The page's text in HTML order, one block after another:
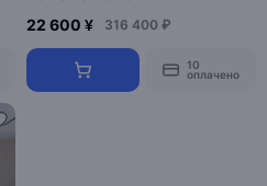
22 600 ¥ 316 400 ₽
10
оплачено